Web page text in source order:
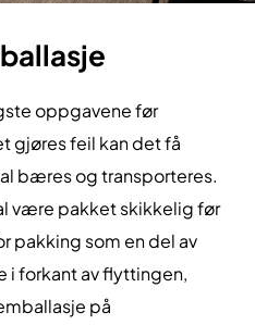
oppgavene før
gjøres feil kan det få
bæres og transporteres.
være pakket skikkelig før
pakking som en del av
i forkant av flyttingen,
på